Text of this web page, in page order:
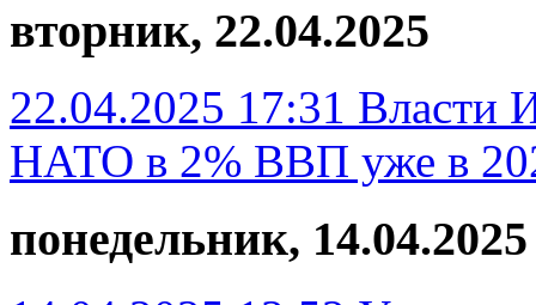
вторник, 22.04.2025
22.04.2025 17:31 Власти
НАТО в 2% ВВП уже в
понедельник, 14.04.2025